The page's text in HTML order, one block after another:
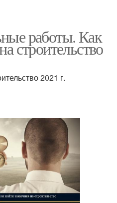
работы. Как
строительство
2021 г.